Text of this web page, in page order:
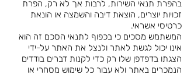
בהפרת תנאי השירות, לרבות אך לא רק, הפרת
זכויות יוצרים, הוצאת דיבה והשמצה או הונאת
כרטיסי אשראי.
המשתמש מסכים כי בכפוף לתנאי הסכם זה הוא
אינו יכול לגשת לאתר ולנצל את האתר על-ידי
הצגתו בדפדפן שלו רק כדי לקנות דברים בודדים
הנמכרים באתר ולא עבור כל שימוש מסחרי או